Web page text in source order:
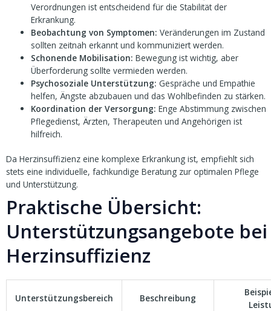
Verordnungen ist entscheidend für die Stabilität der
Erkrankung.
Beobachtung von Symptomen: Veränderungen im Zustand
sollten zeitnah erkannt und kommuniziert werden.
Schonende Mobilisation: Bewegung ist wichtig, aber
Überforderung sollte vermieden werden.
Psychosoziale Unterstützung: Gespräche und Empathie
helfen, Ängste abzubauen und das Wohlbefinden zu stärken.
Koordination der Versorgung: Enge Abstimmung zwischen
Pflegedienst, Ärzten, Therapeuten und Angehörigen ist
hilfreich.
Da Herzinsuffizienz eine komplexe Erkrankung ist, empfiehlt sich
stets eine individuelle, fachkundige Beratung zur optimalen Pflege
und Unterstützung.
Praktische Übersicht:
Unterstützungsangebote bei
Herzinsuffizienz
Unterstützungsbereich Beschreibung